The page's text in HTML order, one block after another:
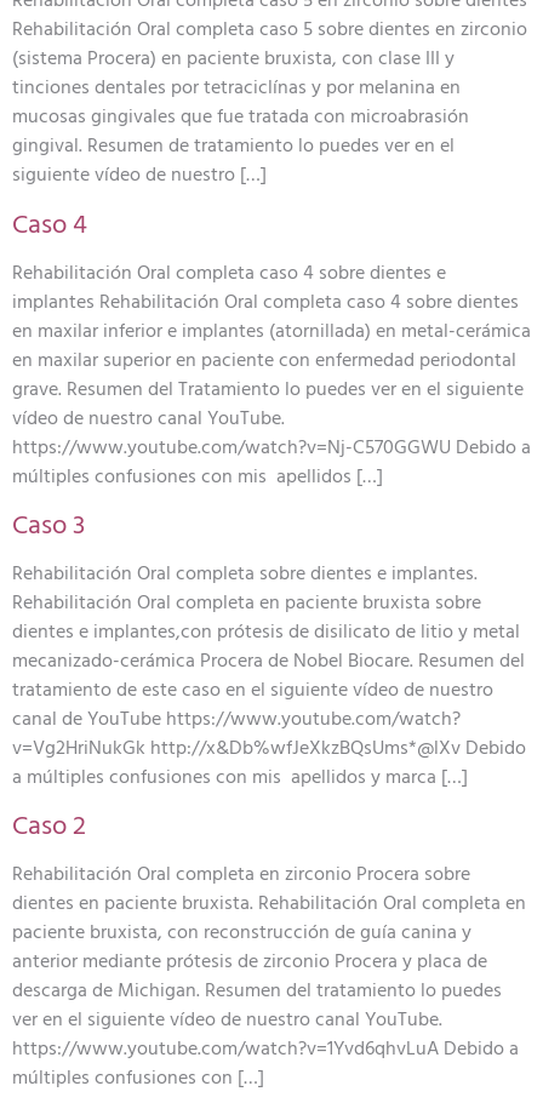
Rehabilitación Oral completa caso 5 sobre dientes en zirconio
(sistema Procera) en paciente bruxista, con clase III y
tinciones dentales por tetraciclínas y por melanina en
mucosas gingivales que fue tratada con microabrasión
gingival. Resumen de tratamiento lo puedes ver en el
siguiente vídeo de nuestro […]
Caso 4
Rehabilitación Oral completa caso 4 sobre dientes e
implantes Rehabilitación Oral completa caso 4 sobre dientes
en maxilar inferior e implantes (atornillada) en metal-cerámica
en maxilar superior en paciente con enfermedad periodontal
grave. Resumen del Tratamiento lo puedes ver en el siguiente
vídeo de nuestro canal YouTube.
https://www.youtube.com/watch?v=Nj-C570GGWU Debido a
múltiples confusiones con mis apellidos […]
Caso 3
Rehabilitación Oral completa sobre dientes e implantes.
Rehabilitación Oral completa en paciente bruxista sobre
dientes e implantes,con prótesis de disilicato de litio y metal
mecanizado-cerámica Procera de Nobel Biocare. Resumen del
tratamiento de este caso en el siguiente vídeo de nuestro
canal de YouTube https://www.youtube.com/watch?
v=Vg2HriNukGk http://x&Db%wfJeXkzBQsUms*@lXv Debido
a múltiples confusiones con mis apellidos y marca […]
Caso 2
Rehabilitación Oral completa en zirconio Procera sobre
dientes en paciente bruxista. Rehabilitación Oral completa en
paciente bruxista, con reconstrucción de guía canina y
anterior mediante prótesis de zirconio Procera y placa de
descarga de Michigan. Resumen del tratamiento lo puedes
ver en el siguiente vídeo de nuestro canal YouTube.
https://www.youtube.com/watch?v=1Yvd6qhvLuA Debido a
múltiples confusiones con […]